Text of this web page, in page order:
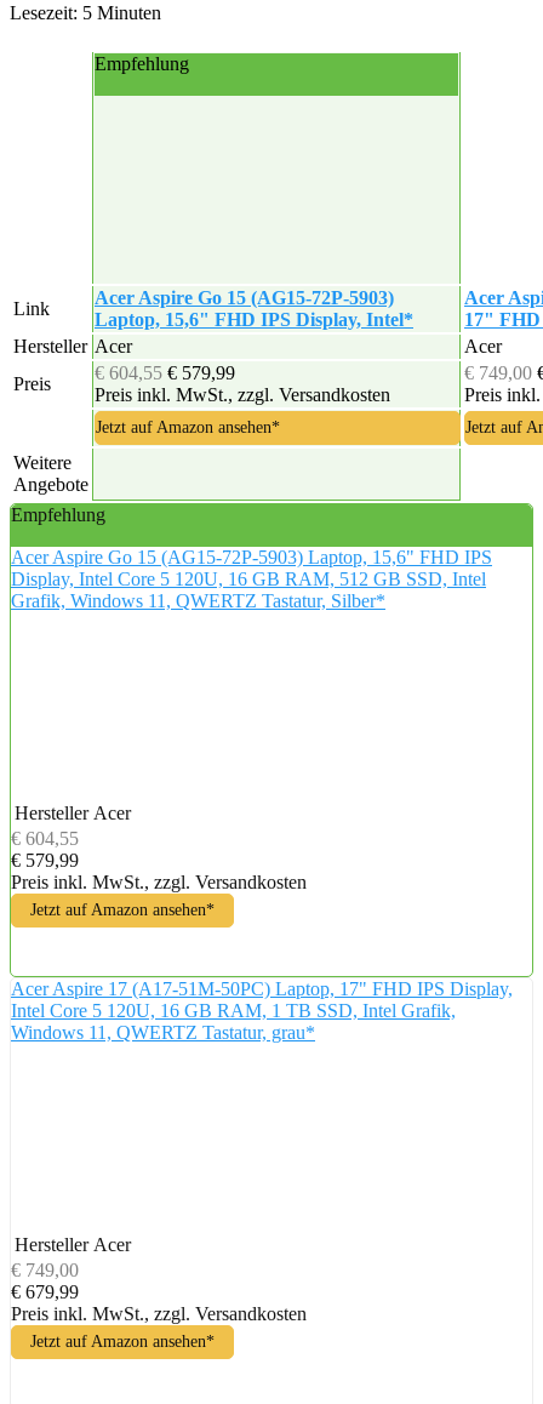
Lesezeit: 5 Minuten
Empfehlung
Link
Acer Aspire Go 15 (AG15-72P-5903)
Laptop, 15,6" FHD IPS Display, Intel*
Acer
17" FHD
Hersteller Acer
Acer
Preis
€ 604,55 € 579,99
Preis inkl. MwSt., zzgl. Versandkosten
€ 749,00
Preis
Jetzt auf Amazon ansehen* Jetzt auf
Weitere
Angebote
Empfehlung
Acer Aspire Go 15 (AG15-72P-5903) Laptop, 15,6" FHD IPS
Display, Intel Core 5 120U, 16 GB RAM, 512 GB SSD, Intel
Grafik, Windows 11, QWERTZ Tastatur, Silber*
Hersteller Acer
€ 604,55
€ 579,99
Preis inkl. MwSt., zzgl. Versandkosten
Jetzt auf Amazon ansehen*
Acer Aspire 17 (A17-51M-50PC) Laptop, 17" FHD IPS Display,
Intel Core 5 120U, 16 GB RAM, 1 TB SSD, Intel Grafik,
Windows 11, QWERTZ Tastatur, grau*
Hersteller Acer
€ 749,00
€ 679,99
Preis inkl. MwSt., zzgl. Versandkosten
Jetzt auf Amazon ansehen*